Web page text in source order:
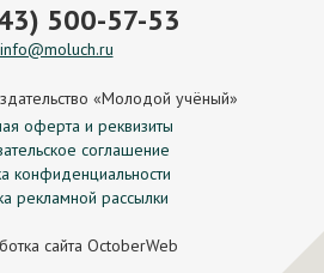
500-57-53
info@moluch.ru
«Молодой учёный»
оферта и реквизиты
соглашение
конфиденциальности
рекламной рассылки
сайта OctoberWeb